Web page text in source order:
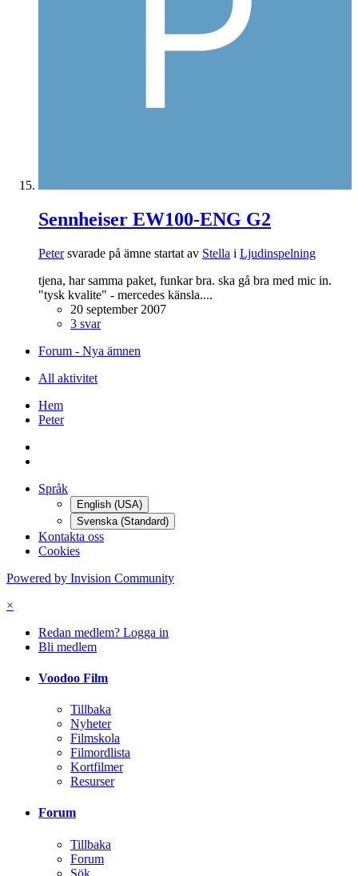
Sennheiser EW100-ENG G2
Petersvarade på ämne startat av Stella i Ljudinspelning
tjena, har samma paket, funkar bra. ska gå bra med mic in.
"tysk kvalite" - mercedes känsla....
20 september 2007
3 svar
Forum - Nya ämnen
All aktivitet
Hem
Peter
Språk
English (USA)
Svenska (Standard)
Kontakta oss
Cookies
Powered by Invision Community
×
Redan medlem? Logga in
Bli medlem
Voodoo Film
Tillbaka
Nyheter
Filmskola
Filmordlista
Kortfilmer
Resurser
Forum
Tillbaka
Forum
Sök